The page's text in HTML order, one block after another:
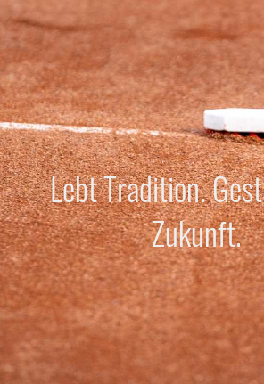
Lebt Tradition.
Zukunft.